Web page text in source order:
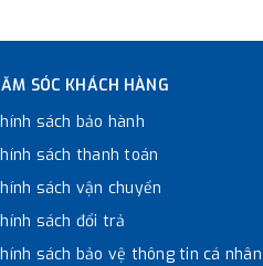
SÓC KHÁCH HÀNG
sách bảo hành
sách thanh toán
sách vận chuyển
sách đổi trả
sách bảo vệ thông tin cá nhân